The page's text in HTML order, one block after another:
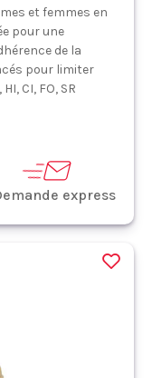
et femmes en
pour une
de la
pour limiter
CI, FO, SR
express